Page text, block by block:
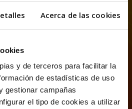
Acerca de las cookies
y de terceros para facilitar la
de estadísticas de uso
gestionar campañas
el tipo de cookies a utilizar